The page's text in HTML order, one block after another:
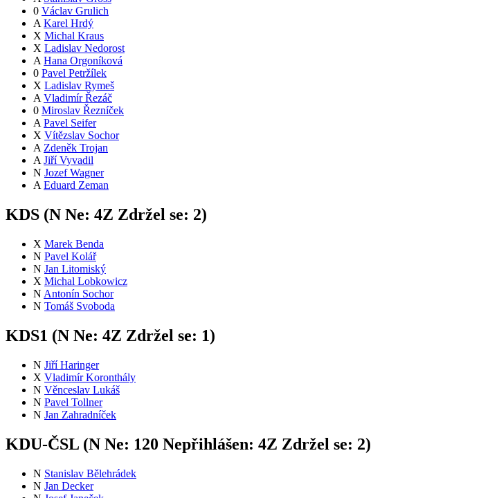
0 Václav Grulich
A Karel Hrdý
X Michal Kraus
X Ladislav Nedorost
A Hana Orgoníková
0 Pavel Petržílek
X Ladislav Rymeš
A Vladimír Řezáč
0 Miroslav Řezníček
A Pavel Seifer
X Vítězslav Sochor
A Zdeněk Trojan
A Jiří Vyvadil
N Jozef Wagner
A Eduard Zeman
KDS (N Ne: 4Z Zdržel se: 2)
X Marek Benda
N Pavel Kolář
N Jan Litomiský
X Michal Lobkowicz
N Antonín Sochor
N Tomáš Svoboda
KDS1 (N Ne: 4Z Zdržel se: 1)
N Jiří Haringer
X Vladimír Koronthály
N Věnceslav Lukáš
N Pavel Tollner
N Jan Zahradníček
KDU-ČSL (N Ne: 120 Nepřihlášen: 4Z Zdržel se: 2)
N Stanislav Bělehrádek
N Jan Decker